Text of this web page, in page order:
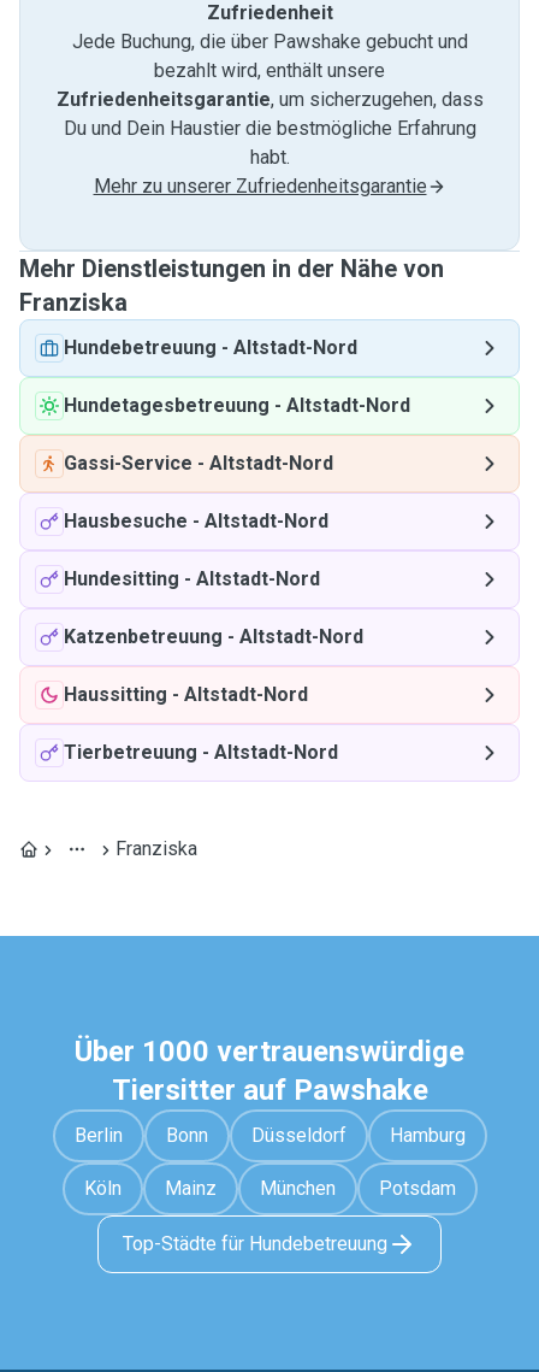
Zufriedenheit
Jede Buchung, die über Pawshake gebucht und
bezahlt wird, enthält unsere
Zufriedenheitsgarantie, um sicherzugehen, dass
Du und Dein Haustier die bestmögliche Erfahrung
habt.
Mehr zu unserer Zufriedenheitsgarantie
Mehr Dienstleistungen in der Nähe von
Franziska
Hundebetreuung - Altstadt-Nord
Hundetagesbetreuung - Altstadt-Nord
Gassi-Service - Altstadt-Nord
Hausbesuche - Altstadt-Nord
Hundesitting - Altstadt-Nord
Katzenbetreuung - Altstadt-Nord
Haussitting - Altstadt-Nord
Tierbetreuung - Altstadt-Nord
Franziska
Über 1000 vertrauenswürdige
Tiersitter auf Pawshake
Berlin Bonn Düsseldorf Hamburg
Köln Mainz München Potsdam
Top-Städte für Hundebetreuung